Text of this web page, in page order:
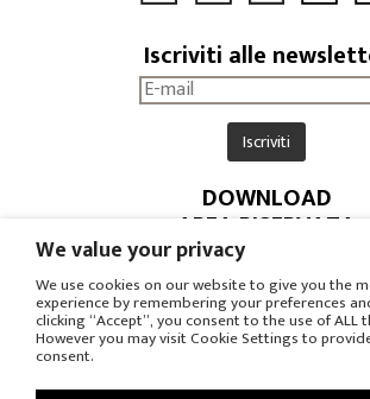
Iscriviti alle
DOWNLOAD
AREA RISERVATA
UFFICIO STAMPA
© COPYRIGHT
We value your privacy
We use cookies on our website to give you the
experience by remembering your preferences
clicking “Accept”, you consent to the use of ALL
However you may visit Cookie Settings to
consent.